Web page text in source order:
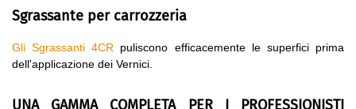
Sgrassante per carrozzeria
Gli Sgrassanti 4CR puliscono efficacemente le superfici prima
dell'applicazione dei Vernici.
UNA GAMMA COMPLETA PER I PROFESSIONISTI